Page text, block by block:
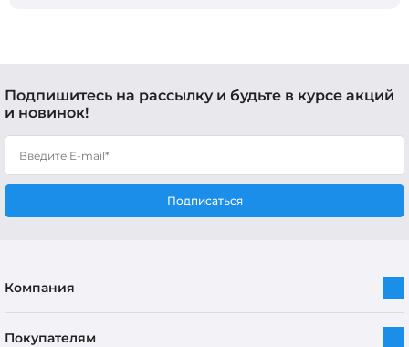
Подпишитесь на рассылку и будьте в курсе акций
и новинок!
Подписаться
Компания
Покупателям